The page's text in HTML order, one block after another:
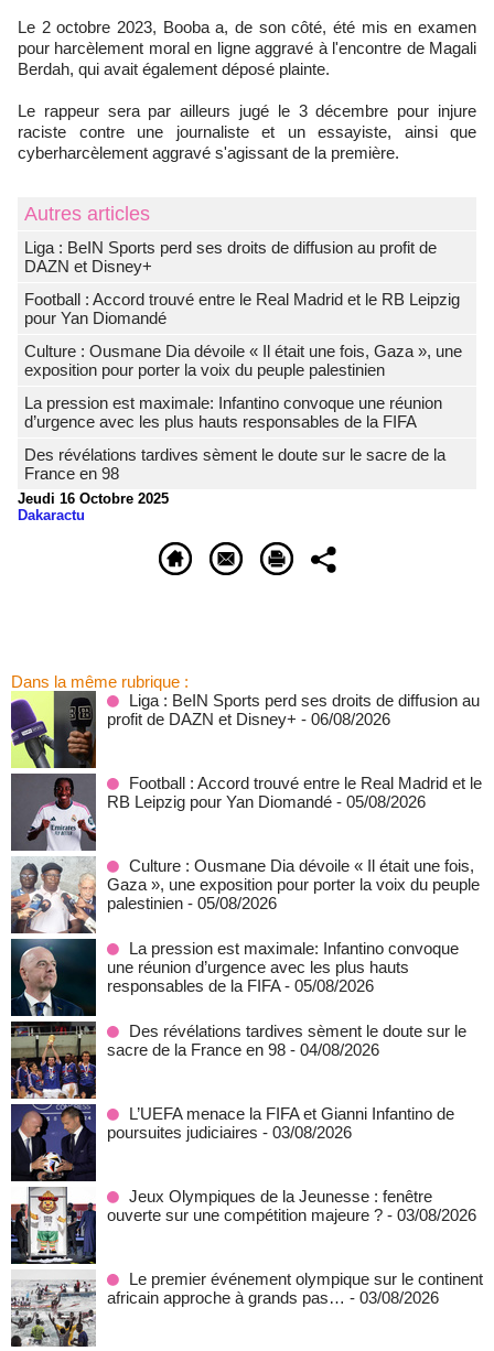
Le 2 octobre 2023, Booba a, de son côté, été mis en examen
pour harcèlement moral en ligne aggravé à l'encontre de Magali
Berdah, qui avait également déposé plainte.
Le rappeur sera par ailleurs jugé le 3 décembre pour injure
raciste contre une journaliste et un essayiste, ainsi que
cyberharcèlement aggravé s'agissant de la première.
Autres articles
Liga : BeIN Sports perd ses droits de diffusion au profit de
DAZN et Disney+
Football : Accord trouvé entre le Real Madrid et le RB Leipzig
pour Yan Diomandé
Culture : Ousmane Dia dévoile « Il était une fois, Gaza », une
exposition pour porter la voix du peuple palestinien
La pression est maximale: Infantino convoque une réunion
d’urgence avec les plus hauts responsables de la FIFA
Des révélations tardives sèment le doute sur le sacre de la
France en 98
Jeudi 16 Octobre 2025
Dakaractu
Dans la même rubrique :
Liga : BeIN Sports perd ses droits de diffusion au
profit de DAZN et Disney+ - 06/08/2026
Football : Accord trouvé entre le Real Madrid et le
RB Leipzig pour Yan Diomandé - 05/08/2026
Culture : Ousmane Dia dévoile « Il était une fois,
Gaza », une exposition pour porter la voix du peuple
palestinien - 05/08/2026
La pression est maximale: Infantino convoque
une réunion d’urgence avec les plus hauts
responsables de la FIFA - 05/08/2026
Des révélations tardives sèment le doute sur le
sacre de la France en 98 - 04/08/2026
L’UEFA menace la FIFA et Gianni Infantino de
poursuites judiciaires - 03/08/2026
Jeux Olympiques de la Jeunesse : fenêtre
ouverte sur une compétition majeure ? - 03/08/2026
Le premier événement olympique sur le continent
africain approche à grands pas… - 03/08/2026